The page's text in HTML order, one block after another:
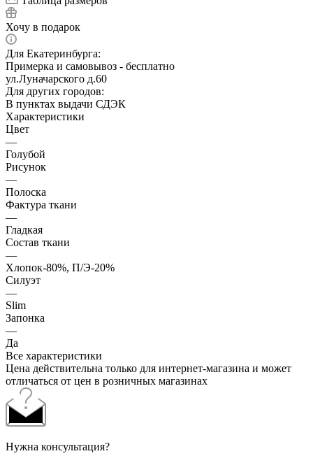
Хочу в подарок
Для Екатеринбурга:
Примерка и самовывоз - бесплатно
ул.Луначарского д.60
Для других городов:
В пунктах выдачи СДЭК
Характеристики
Цвет
—
Голубой
Рисунок
—
Полоска
Фактура ткани
—
Гладкая
Состав ткани
—
Хлопок-80%, П/Э-20%
Силуэт
—
Slim
Запонка
—
Да
Все характеристики
Цена действительна только для интернет-магазина и может
отличаться от цен в розничных магазинах
Нужна консультация?